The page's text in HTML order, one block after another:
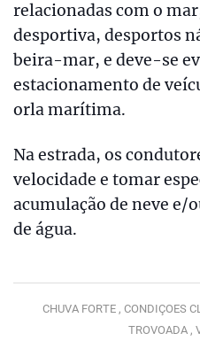
relacionadas com o
desportiva, desportos
beira-mar, e deve-se
estacionamento de
orla marítima.
Na estrada, os
velocidade e tomar
acumulação de neve e/
de água.
CHUVA FORTE , CONDIÇOES
TROVOADA ,